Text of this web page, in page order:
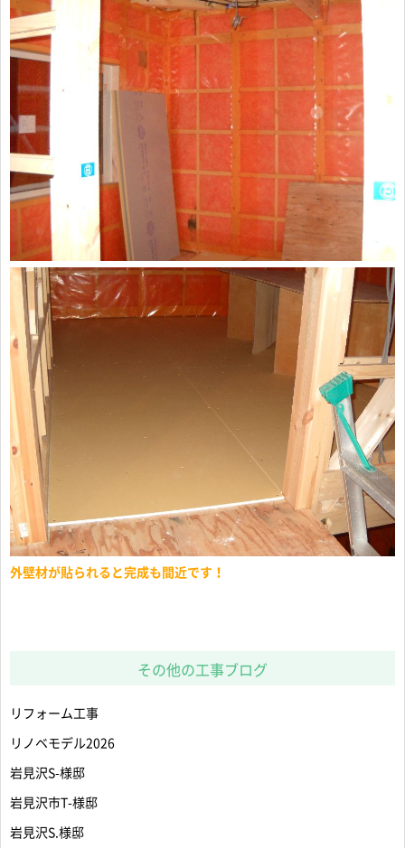
外壁材が貼られると完成も間近です！
その他の工事ブログ
リフォーム工事
リノベモデル2026
岩見沢S-様邸
岩見沢市T-様邸
岩見沢S.様邸